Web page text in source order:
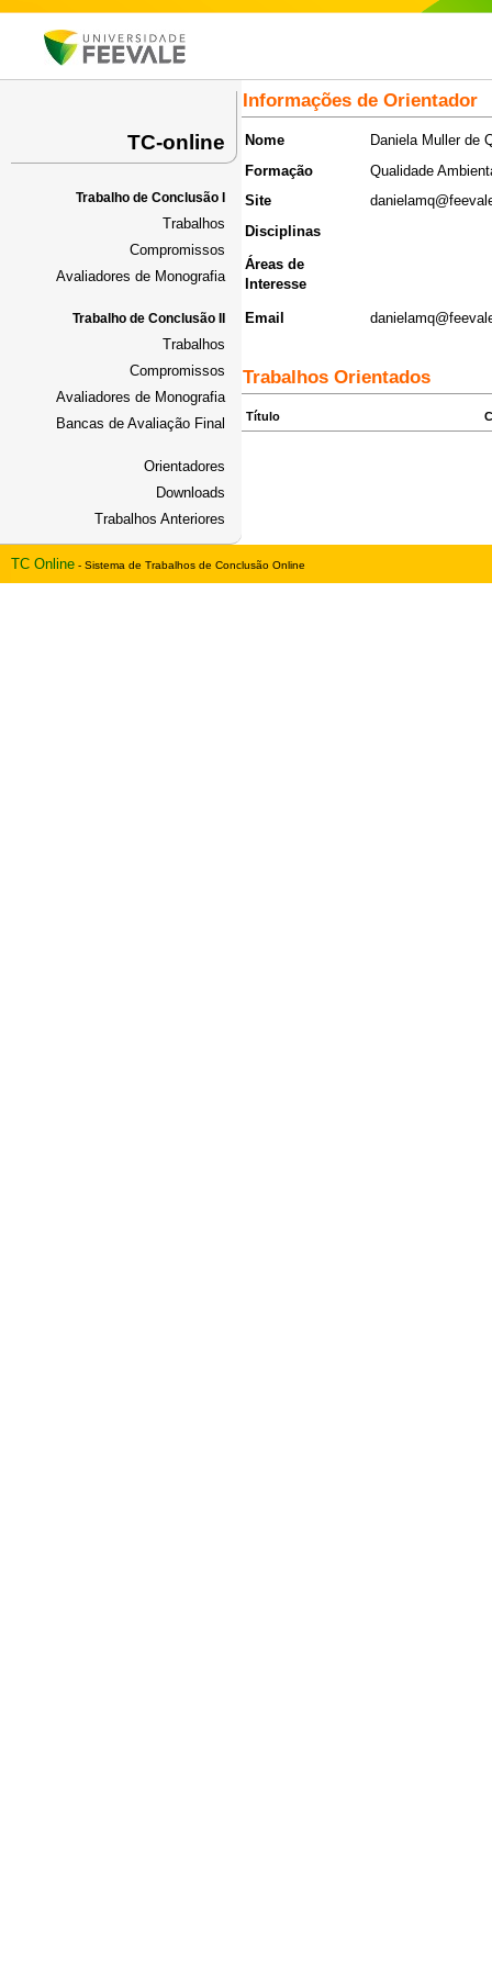
TC-online
Trabalho de Conclusão I
Trabalhos
Compromissos
Avaliadores de Monografia
Trabalho de Conclusão II
Trabalhos
Compromissos
Avaliadores de Monografia
Bancas de Avaliação Final
Orientadores
Downloads
Trabalhos Anteriores
Informações de Orientador
Nome
Daniela Muller de
Formação
Qualidade
Site
Disciplinas
Áreas de
Interesse
Email
Trabalhos Orientados
Título
TC Online - Sistema de Trabalhos de Conclusão Online